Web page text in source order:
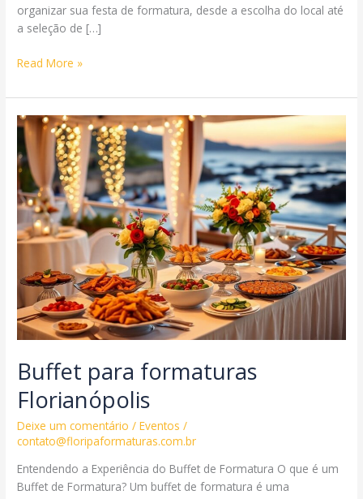
organizar sua festa de formatura, desde a escolha do local até
a seleção de […]
Formaturas
(Santa
Catarina)
Read More »
Buffet para formaturas
Florianópolis
Deixe um comentário /Eventos /
contato@floripaformaturas.com.br
Entendendo a Experiência do Buffet de Formatura O que é um
Buffet de Formatura? Um buffet de formatura é uma